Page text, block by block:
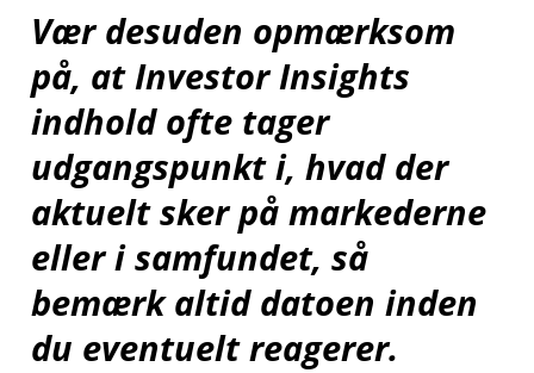
Vær desuden opmærksom
på, at Investor Insights
indhold ofte tager
udgangspunkt i, hvad der
aktuelt sker på markederne
eller i samfundet, så
bemærk altid datoen inden
du eventuelt reagerer.